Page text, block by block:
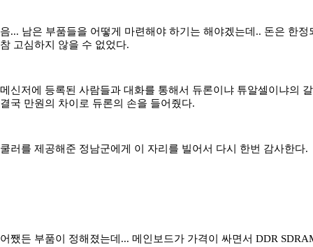
음... 남은 부품들을 어떻게 마련해야 하기는 해야겠는데.. 돈은 한정
참 고심하지 않을 수 없었다.
메신저에 등록된 사람들과 대화를 통해서 듀론이냐 튜알셀이냐의
결국 만원의 차이로 듀론의 손을 들어줬다.
쿨러를 제공해준 정남군에게 이 자리를 빌어서 다시 한번 감사한다.
어쨌든 부품이 정해졌는데... 메인보드가 가격이 싸면서 DDR